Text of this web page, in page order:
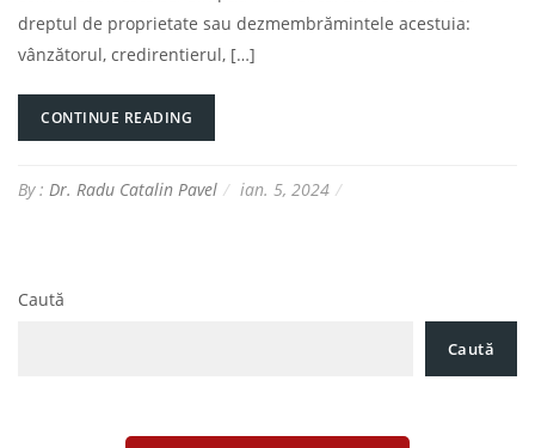
dreptul de proprietate sau dezmembrămintele acestuia:
vânzătorul, credirentierul, […]
CONTINUE READING
By : Dr. Radu Catalin Pavel ian. 5, 2024
Caută
Caută